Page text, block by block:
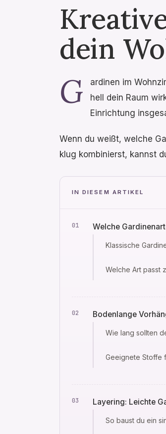
dein
G
ardinen im
hell dein Raum
Einrichtung
Wenn du weißt, welche
klug kombinierst, kannst
IN DIESEM ARTIKEL
Welche
Klassische
Welche Art passt
Bodenlange
Wie lang sollten
Geeignete Stoffe
Layering: Leichte
So baust du ein